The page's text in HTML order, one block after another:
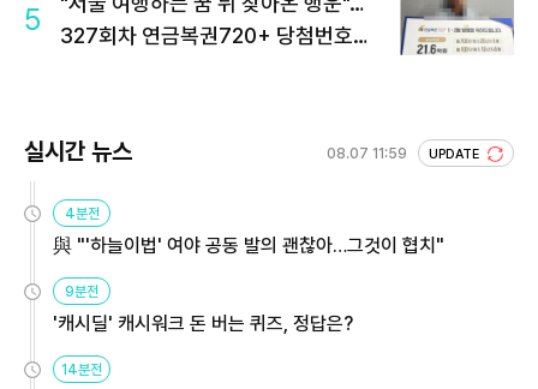
5
327회차 연금복권720+ 당첨번호조
실시간 뉴스 08.07 11:59 UPDATE
4분전
與 "'하늘이법' 여야 공동 발의 괜찮아…그것이 협치"
9분전
'캐시딜' 캐시워크 돈 버는 퀴즈, 정답은?
14분전